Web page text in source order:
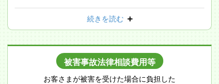
続きを読む
被害事故法律相談費用等
お客さまが被害を受けた場合に負担した